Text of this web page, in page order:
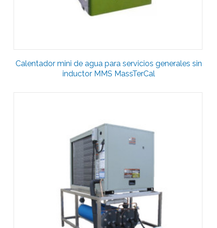
Calentador mini de agua para servicios generales sin
inductor MMS MassTerCal